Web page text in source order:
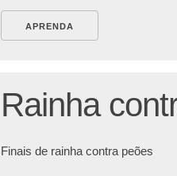
APRENDA
Rainha
Finais de rainha contra peões